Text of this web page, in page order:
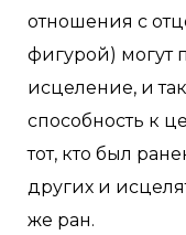
отношения с
фигурой) могут
исцеление, и
способность к
тот, кто был
других и
же ран.